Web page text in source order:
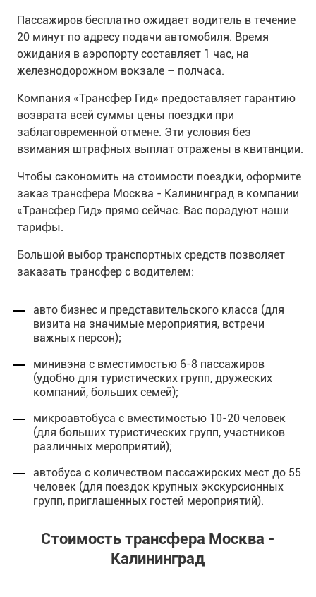
Пассажиров бесплатно ожидает водитель в течение
20 минут по адресу подачи автомобиля. Время
ожидания в аэропорту составляет 1 час, на
железнодорожном вокзале – полчаса.
Компания «Трансфер Гид» предоставляет гарантию
возврата всей суммы цены поездки при
заблаговременной отмене. Эти условия без
взимания штрафных выплат отражены в квитанции.
Чтобы сэкономить на стоимости поездки, оформите
заказ трансфера Москва - Калининград в компании
«Трансфер Гид» прямо сейчас. Вас порадуют наши
тарифы.
Большой выбор транспортных средств позволяет
заказать трансфер с водителем:
авто бизнес и представительского класса (для
визита на значимые мероприятия, встречи
важных персон);
минивэна с вместимостью 6-8 пассажиров
(удобно для туристических групп, дружеских
компаний, больших семей);
микроавтобуса с вместимостью 10-20 человек
(для больших туристических групп, участников
различных мероприятий);
автобуса с количеством пассажирских мест до 55
человек (для поездок крупных экскурсионных
групп, приглашенных гостей мероприятий).
Стоимость трансфера Москва -
Калининград